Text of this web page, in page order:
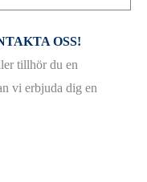
OSS!
tillhör du en
vi erbjuda dig en